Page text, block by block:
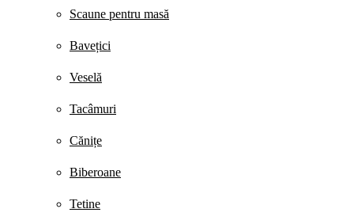
Scaune pentru masă
Bavețici
Veselă
Tacâmuri
Cănițe
Biberoane
Tetine